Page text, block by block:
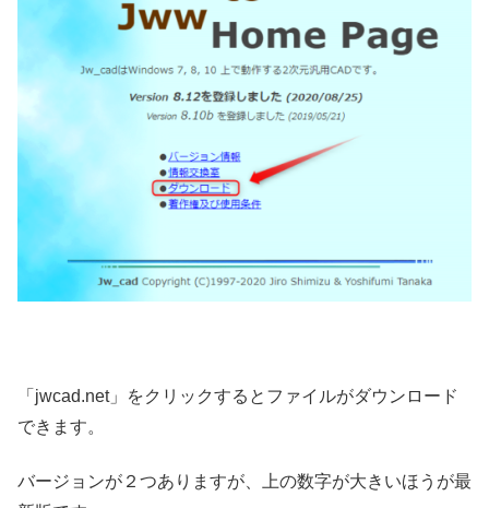
「jwcad.net」をクリックするとファイルがダウンロード
できます。
バージョンが２つありますが、上の数字が大きいほうが最